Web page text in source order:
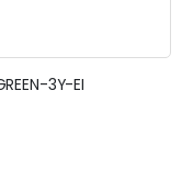
3Y-EI